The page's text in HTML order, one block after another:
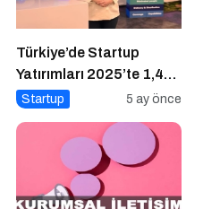
Türkiye’de Startup
Yatırımları 2025’te 1,4
Milyar Dolara Ulaştı
Startup 5 ay önce